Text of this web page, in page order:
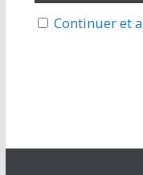
Continuer et